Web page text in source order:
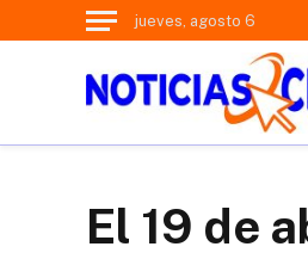
jueves, agosto 6
El 19 de